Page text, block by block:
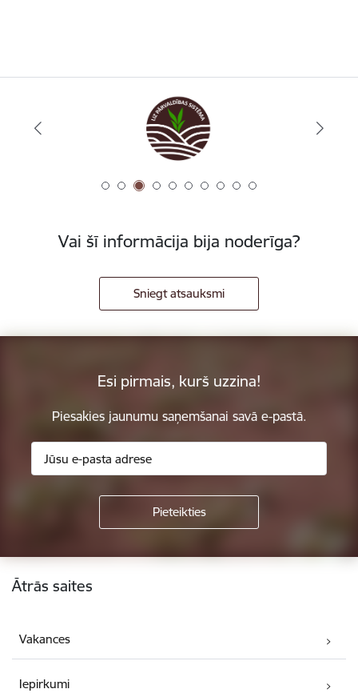
Vai šī informācija bija noderīga?
Sniegt atsauksmi
Esi pirmais, kurš uzzina!
Piesakies jaunumu saņemšanai savā e-pastā.
Kājene
Ātrās saites
Vakances
Iepirkumi